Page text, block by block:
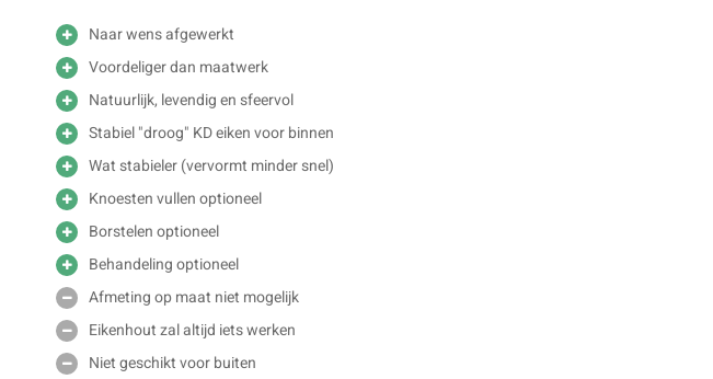
Naar wens afgewerkt
Voordeliger dan maatwerk
Natuurlijk, levendig en sfeervol
Stabiel "droog" KD eiken voor binnen
Wat stabieler (vervormt minder snel)
Knoesten vullen optioneel
Borstelen optioneel
Behandeling optioneel
Afmeting op maat niet mogelijk
Eikenhout zal altijd iets werken
Niet geschikt voor buiten